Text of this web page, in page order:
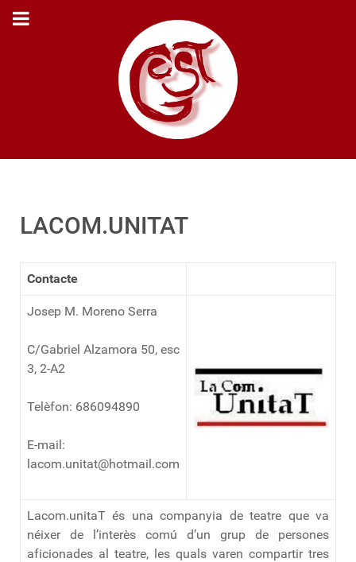
LACOM.UNITAT
Contacte
Josep M. Moreno Serra
C/Gabriel Alzamora 50, esc
3, 2-A2
Telèfon: 686094890
E-mail:
lacom.unitat@hotmail.com
Lacom.unitaT és una companyia de teatre que va
néixer de l’interès comú d’un grup de persones
aficionades al teatre, les quals varen compartir tres